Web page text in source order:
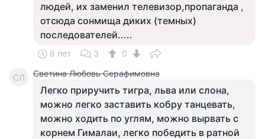
людей, их заменил телевизор,пропаганда ,
отсюда сонмища диких (темных)
последователей.....
6 лет 3 0
СЛ Светина Любовь Серафимовна
Легко приручить тигра, льва или слона,
можно легко заставить кобру танцевать,
можно ходить по углям, можно вырвать с
корнем Гималаи, легко победить в ратной